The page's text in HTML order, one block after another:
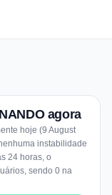
agora
hoje (9 August
instabilidade
24 horas, o
sendo 0 na